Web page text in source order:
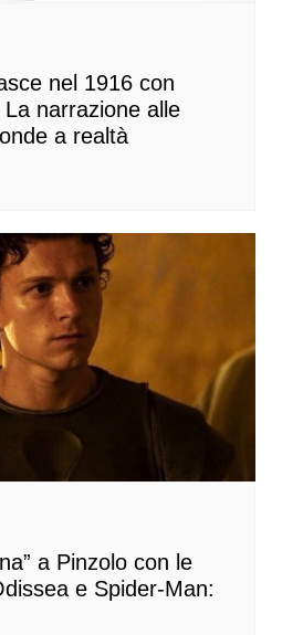
nel 1916 con
narrazione alle
a realtà
a Pinzolo con le
e Spider-Man: